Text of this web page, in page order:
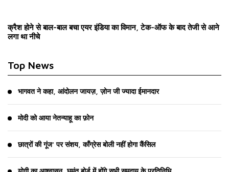
क्रैश होने से बाल-बाल बचा एयर इंडिया का विमान, टेक-ऑफ के बाद तेजी से आने
लगा था नीचे
Top News
भागवत ने कहा, आंदोलन जायज़, ज़ोन जी ज्यादा ईमानदार
मोदी को आया नेतन्याहू का फ़ोन
छात्रों की गूंज’ पर संशय, काँग्रेस बोली नहीं होगा कैंसिल